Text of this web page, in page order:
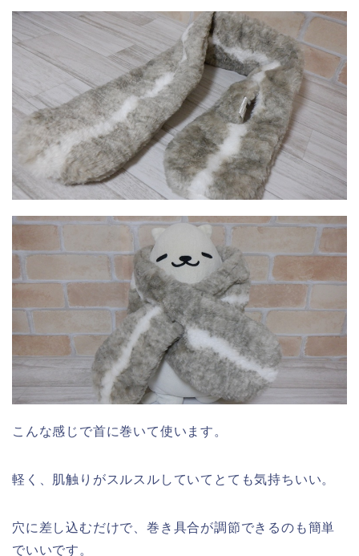
こんな感じで首に巻いて使います。
軽く、肌触りがスルスルしていてとても気持ちいい。
穴に差し込むだけで、巻き具合が調節できるのも簡単
でいいです。